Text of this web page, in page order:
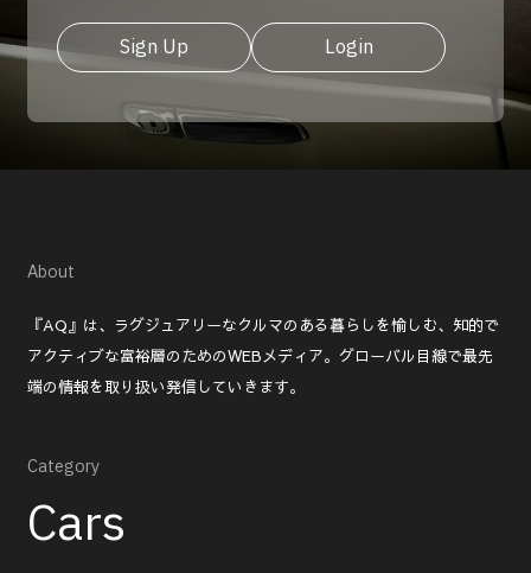
Sign Up Login
About
『AQ』は、ラグジュアリーなクルマのある暮らしを愉しむ、知的で
アクティブな富裕層のためのWEBメディア。グローバル目線で最先
端の情報を取り扱い発信していきます。
Category
Cars